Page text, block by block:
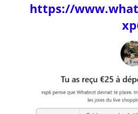
https://